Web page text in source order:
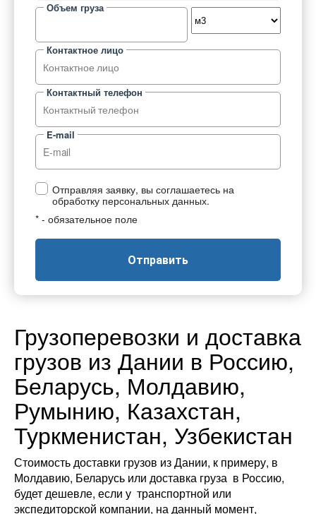
Объем груза
Контактное лицо
Контактный телефон
E-mail
Отправляя заявку, вы соглашаетесь на
обработку персональных данных.
* - обязательное поле
Отправить
Грузоперевозки и доставка
грузов из Дании в Россию,
Беларусь, Молдавию,
Румынию, Казахстан,
Туркменистан, Узбекистан
Стоимость доставки грузов из Дании, к примеру, в
Молдавию, Беларусь или доставка груза в Россию,
будет дешевле, если у транспортной или
экспедиторской компании, на данный момент,